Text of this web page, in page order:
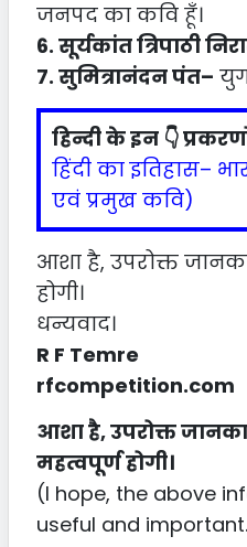
जनपद का कवि हूँ।
6. सूर्यकांत त्रिपाठी
7. सुमित्रानंदन पंत–
हिन्दी के इन 👇
हिंदी का इतिहास–
एवं प्रमुख कवि)
आशा है, उपरोक्त
होगी।
धन्यवाद।
R F Temre
rfcompetition.com
आशा है, उपरोक्त
महत्वपूर्ण होगी।
(I hope, the above
useful and